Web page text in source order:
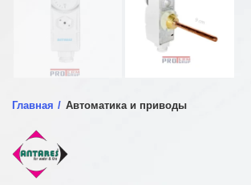
Главная Автоматика и приводы